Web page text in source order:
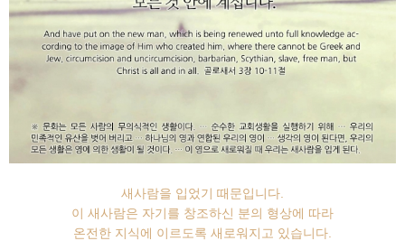
새사람을 입었기 때문입니다.
이 새사람은 자기를 창조하신 분의 형상에 따라
온전한 지식에 이르도록 새로워지고 있습니다.